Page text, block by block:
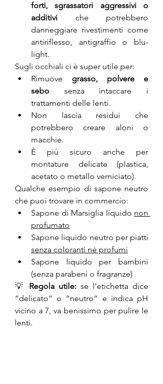
forti, sgrassatori aggressivi o
additivi che potrebbero
danneggiare rivestimenti come
antiriflesso, antigraffio o blu-
light.
Sugli occhiali ci è super utile per:
Rimuove grasso, polvere e
sebo senza intaccare i
trattamenti delle lenti.
Non lascia residui che
potrebbero creare aloni o
macchie.
È più sicuro anche per
montature delicate (plastica,
acetato o metallo verniciato).
Qualche esempio di sapone neutro
che puoi trovare in commercio:
Sapone di Marsiglia liquido non
profumato
senza coloranti né profumi
Sapone liquido per bambini
(senza parabeni o fragranze)
💡 Regola utile: se l’etichetta dice
“delicato” o “neutro” e indica pH
vicino a 7, va benissimo per pulire le
lenti.